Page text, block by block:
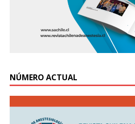
NÚMERO ACTUAL